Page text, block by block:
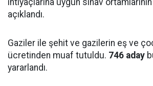
açıklandı.
Gaziler ile şehit ve gazilerin eş ve
ücretinden muaf tutuldu. 746 aday
yararlandı.